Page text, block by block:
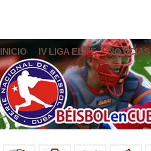
INICIO IV LIGA ELITE NOTICIAS